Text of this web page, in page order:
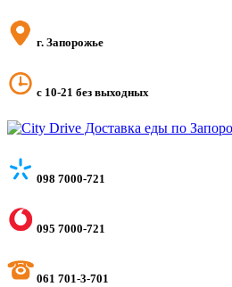
г. Запорожье
с 10-21 без выходных
098 7000-721
095 7000-721
061 701-3-701